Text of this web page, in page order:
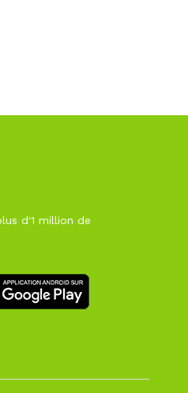
d'1 million de